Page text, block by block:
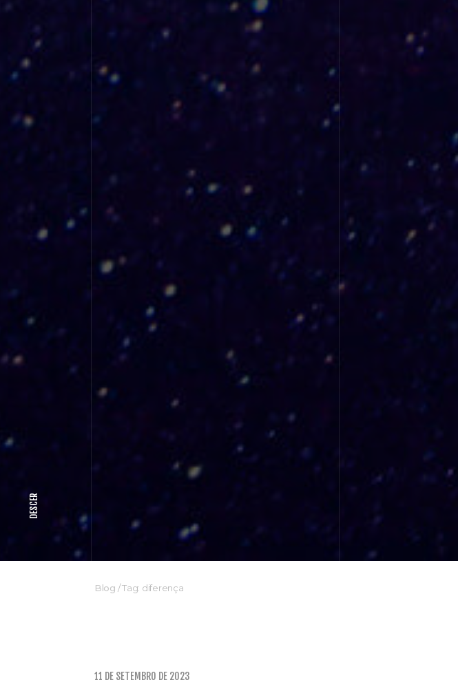
DESCER
Blog /Tag: diferença
11 DE SETEMBRO DE 2023